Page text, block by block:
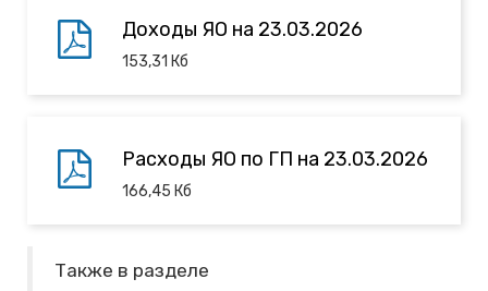
Доходы ЯО на 23.03.2026
153,31 Кб
Расходы ЯО по ГП на 23.03.2026
166,45 Кб
Также в разделе